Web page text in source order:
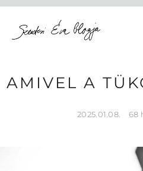
AMIVEL A
2025.01.08. 68